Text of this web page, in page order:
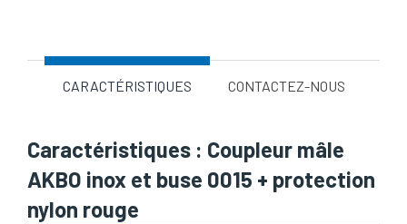
CARACTÉRISTIQUES CONTACTEZ-NOUS
Caractéristiques : Coupleur mâle
AKBO inox et buse 0015 + protection
nylon rouge